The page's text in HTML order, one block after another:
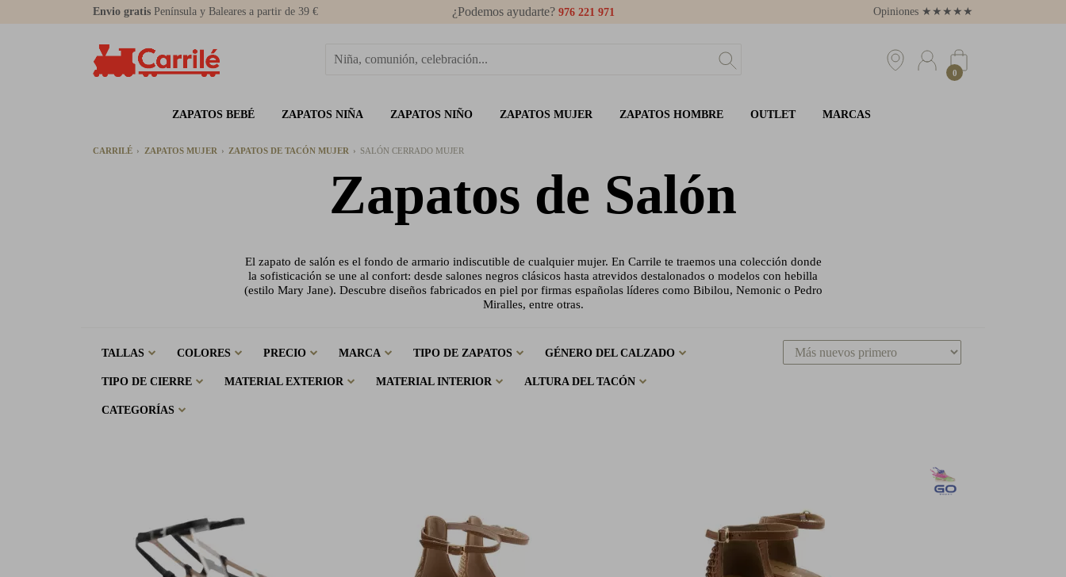
Envio gratis Península y Baleares a partir de 39 € ¿Podemos ayudarte? 976 221 971 Opiniones ★ ★ ★ ★ ★
0
ZAPATOS BEBÉ ZAPATOS NIÑA ZAPATOS NIÑO ZAPATOS MUJER ZAPATOS HOMBRE OUTLET MARCAS
CARRILÉ ZAPATOS MUJER ZAPATOS DE TACÓN MUJER SALÓN CERRADO MUJER
Zapatos de Salón
El zapato de salón es el fondo de armario indiscutible de cualquier mujer. En Carrile te traemos una colección donde
la sofisticación se une al confort: desde salones negros clásicos hasta atrevidos destalonados o modelos con hebilla
(estilo Mary Jane). Descubre diseños fabricados en piel por firmas españolas líderes como Bibilou, Nemonic o Pedro
Miralles, entre otras.
TALLAS COLORES PRECIO MARCA TIPO DE ZAPATOS GÉNERO DEL CALZADO
TIPO DE CIERRE MATERIAL EXTERIOR MATERIAL INTERIOR ALTURA DEL TACÓN
CATEGORÍAS